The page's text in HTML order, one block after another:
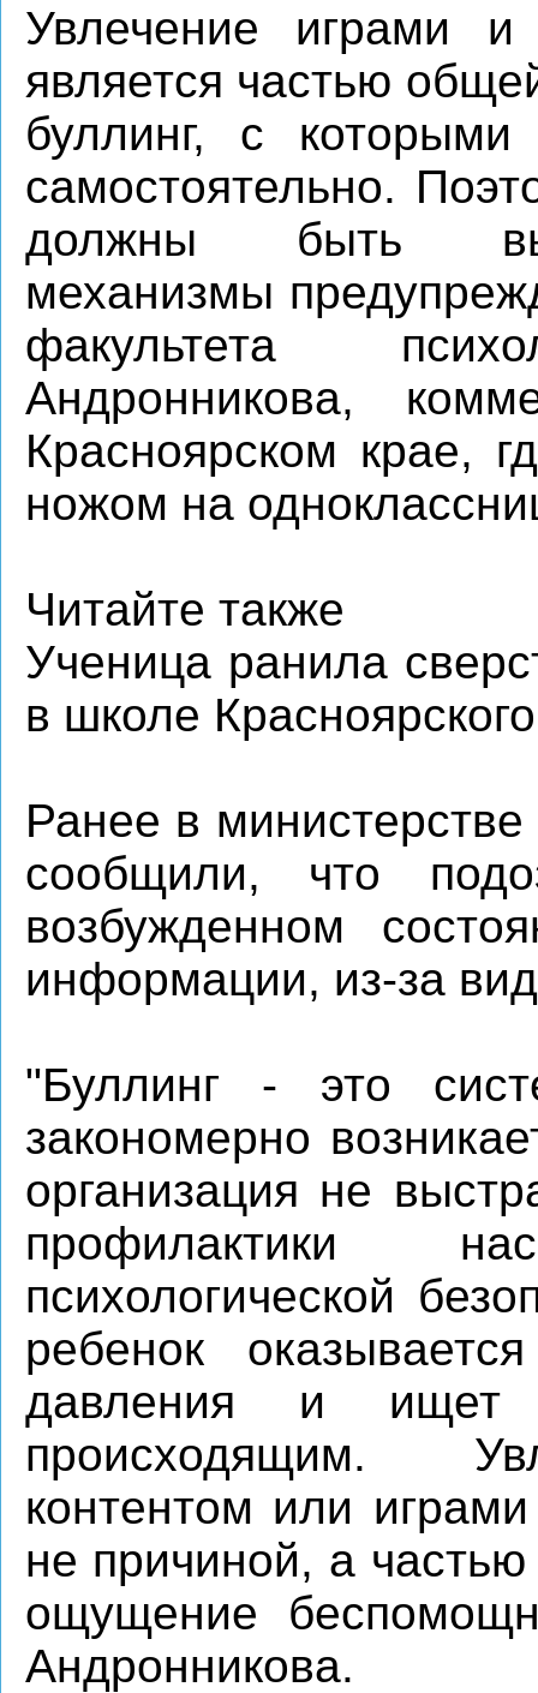
Увлечение играми и
является частью
буллинг, с
самостоятельно.
должны быть
механизмы
факультета
Андронникова,
Красноярском крае,
ножом на
Читайте также
Ученица ранила
в школе
Ранее в
сообщили, что
возбужденном
информации, из-за
"Буллинг - это
закономерно
организация не
профилактики
психологической
ребенок
давления и ищет
происходящим.
контентом или
не причиной, а
ощущение
Андронникова.